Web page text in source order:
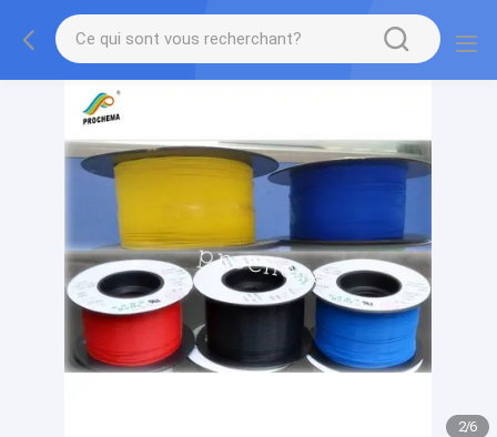
2/6